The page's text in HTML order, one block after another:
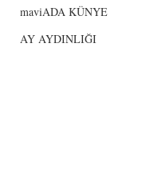
maviADA KÜNYE
AY AYDINLIĞI